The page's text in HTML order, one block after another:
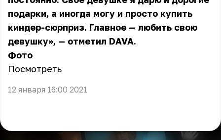
подарки, а иногда могу и просто купить
киндер-сюрприз. Главное — любить свою
девушку», — отметил DAVA.
Фото
Посмотреть
12 января 16:00 2021